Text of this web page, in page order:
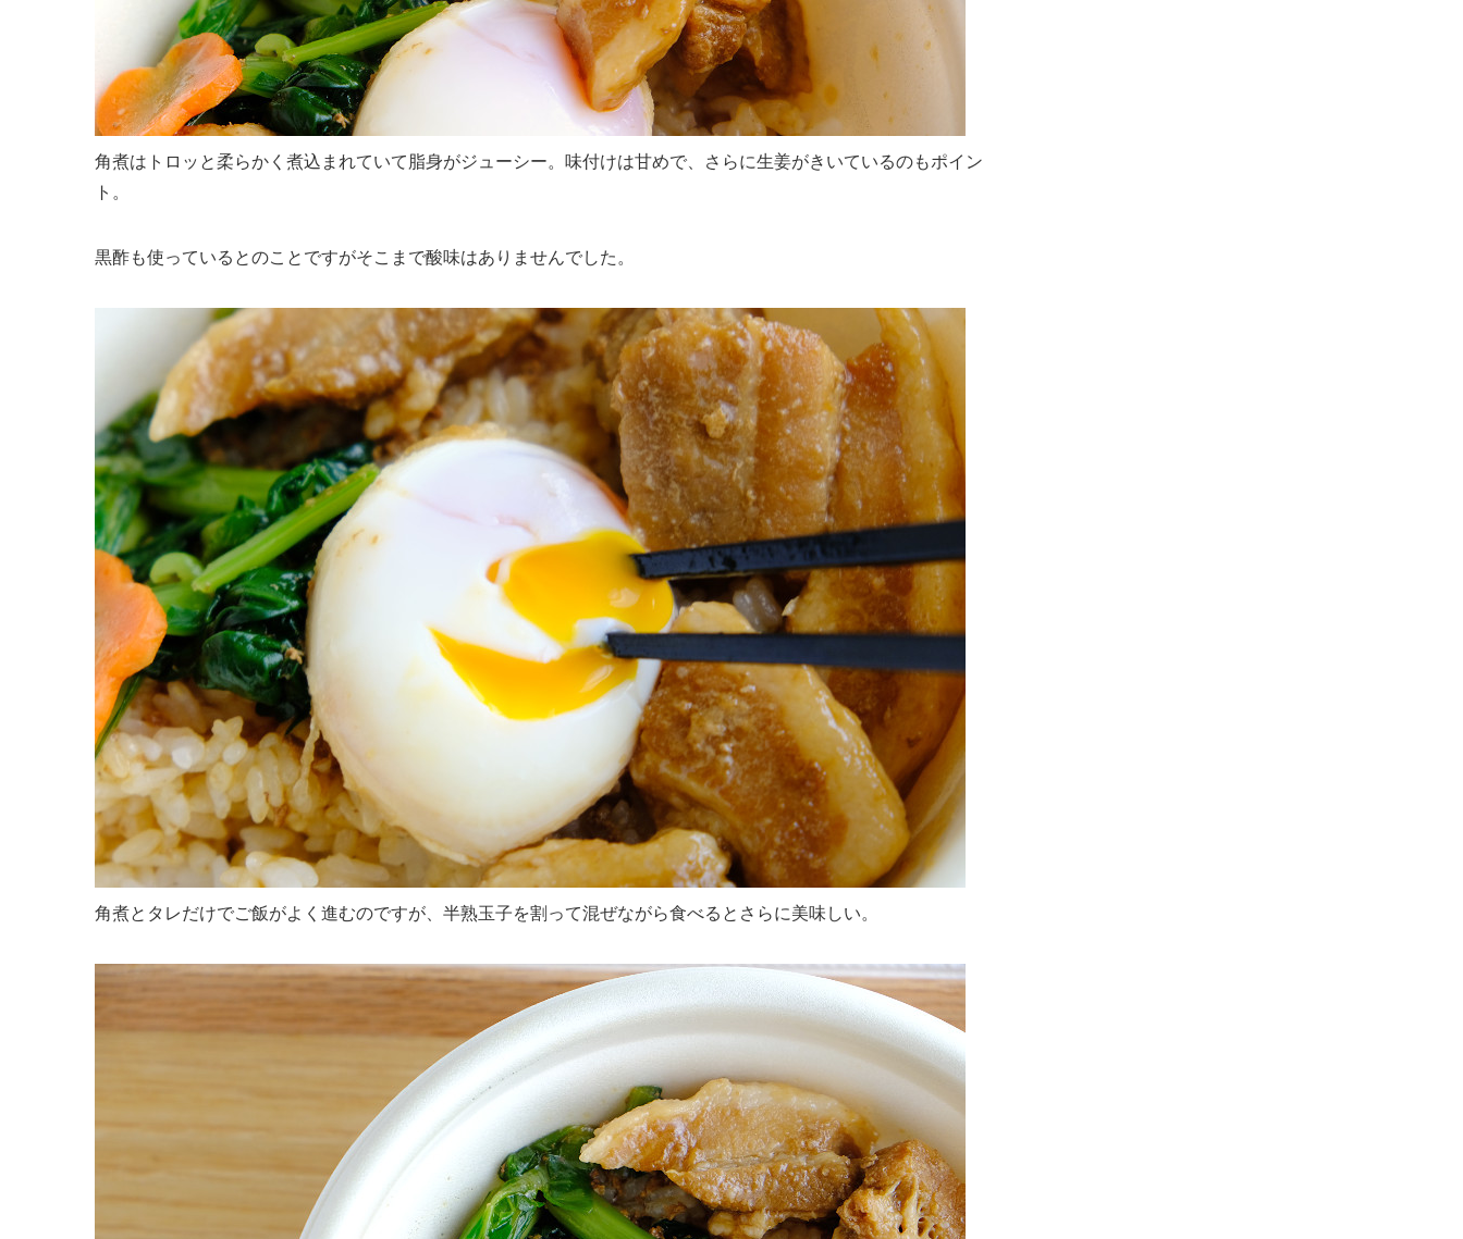
角煮はトロッと柔らかく煮込まれていて脂身がジューシー。味付けは甘めで、さらに生姜がきいているのもポイン
ト。
黒酢も使っているとのことですがそこまで酸味はありませんでした。
角煮とタレだけでご飯がよく進むのですが、半熟玉子を割って混ぜながら食べるとさらに美味しい。